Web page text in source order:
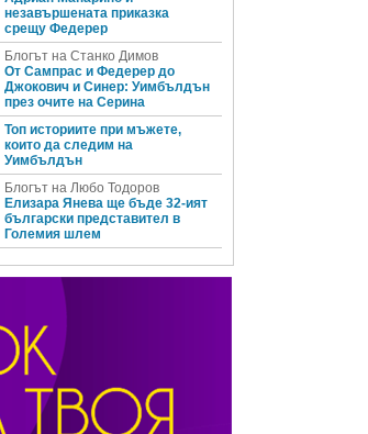
незавършената приказка
срещу Федерер
Блогът на Станко Димов
От Сампрас и Федерер до
Джокович и Синер: Уимбълдън
през очите на Серина
Топ историите при мъжете,
които да следим на
Уимбълдън
Блогът на Любо Тодоров
Елизара Янева ще бъде 32-ият
български представител в
Големия шлем